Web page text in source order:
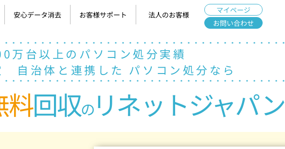
安心データ消去 お客様サポート 法人のお客様
マイページ
お問い合わせ
万台以上のパソコン処分実績
自治体と連携した パソコン処分なら
料回収のリネットジャパン